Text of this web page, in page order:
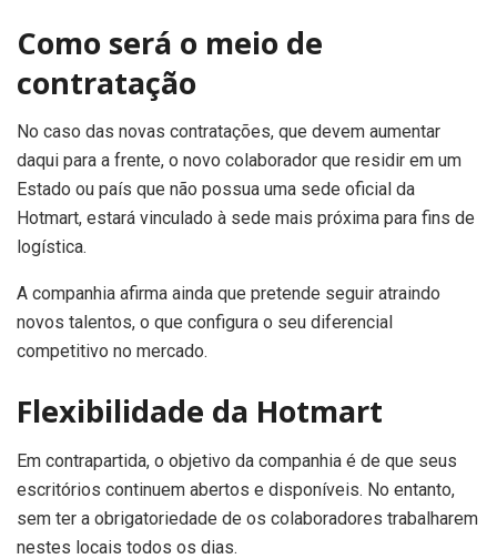
Como será o meio de
contratação
No caso das novas contratações, que devem aumentar
daqui para a frente, o novo colaborador que residir em um
Estado ou país que não possua uma sede oficial da
Hotmart, estará vinculado à sede mais próxima para fins de
logística.
A companhia afirma ainda que pretende seguir atraindo
novos talentos, o que configura o seu diferencial
competitivo no mercado.
Flexibilidade da Hotmart
Em contrapartida, o objetivo da companhia é de que seus
escritórios continuem abertos e disponíveis. No entanto,
sem ter a obrigatoriedade de os colaboradores trabalharem
nestes locais todos os dias.